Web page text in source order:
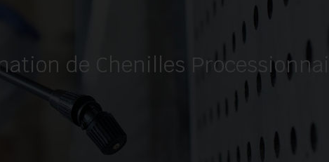
de Chenilles